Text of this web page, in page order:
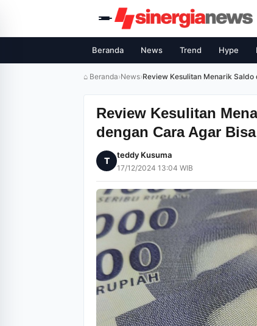
Beranda News Trend Hype
⌂ Beranda›News›Review Kesulitan Menarik
Review Kesulitan
dengan Cara Agar
T
teddy Kusuma
17/12/2024 13:04 WIB